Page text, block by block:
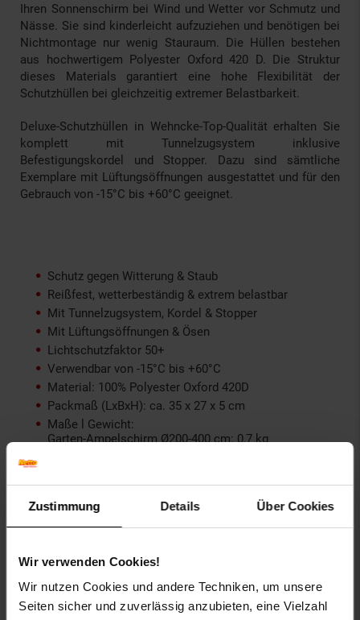
Zustimmung Details Über Cookies
Wir verwenden Cookies!
Wir nutzen Cookies und andere Techniken, um unsere
Seiten sicher und zuverlässig anzubieten, eine Vielzahl
Ihren Sonnenschirm bei Wind und Wetter vor Schmutz und
Nässe. Sie sind kinderleicht aufzuziehen und benötigen bei
Nichtmontage nur wenig Stauraum. Die Hüllen bestehen
aus hochwertigem Polyester Oxford 420 D. Die Struktur
dieses Materials garantiert eine hohe Flexibilität der
Schutzhüllen bei gleichzeitig extremer Belastbarkeit.
Deluxe-Schutzhüllen in Wehncke-Top-Qualität erhalten Sie
komplett mit Tunnelzugsystem inklusive
Befestigungskordel und Stopper. Dazu sind sämtliche
Exemplare mit Lüftungsöffnungen ausgestattet und für den
Gebrauch von -15°C bis +60°C geeignet.
Schutz gegen Witterung & Staub
Reißfest, wetterbeständig & extrem belastbar
Mit Tunnelzugsystem, Kordel & Stopper
Mit Lüftungsöffnungen & Ösen
Lichtschutzfaktor 50+
Verwendbar von -15°C bis +60°C
Material: 100% Polyester Oxford 420D
Packmaß (LxBxH): ca. 35 x 27 x 5 cm
Maße l Gewicht:
Garten-Ampelschirm Ø200-400 cm: 0,7 kg
Partyschirme Ø250-450 cm: 0,3 kg
Farbe: Anthrazit
Artikel gehört zur Kategorie: